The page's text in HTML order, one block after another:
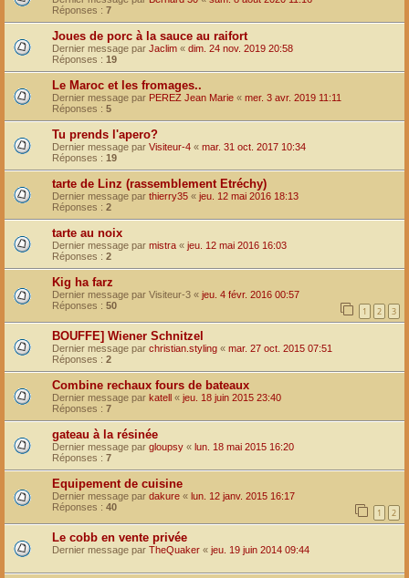
Réponses : 7
Joues de porc à la sauce au raifort
Dernier message par Jaclim « dim. 24 nov. 2019 20:58
Réponses : 19
Le Maroc et les fromages..
Dernier message par PEREZ Jean Marie « mer. 3 avr. 2019 11:11
Réponses : 5
Tu prends l'apero?
Dernier message par Visiteur-4 « mar. 31 oct. 2017 10:34
Réponses : 19
tarte de Linz (rassemblement Etréchy)
Dernier message par thierry35 « jeu. 12 mai 2016 18:13
Réponses : 2
tarte au noix
Dernier message par mistra « jeu. 12 mai 2016 16:03
Réponses : 2
Kig ha farz
Dernier message par Visiteur-3 « jeu. 4 févr. 2016 00:57
Réponses : 50 1 2 3
BOUFFE] Wiener Schnitzel
Dernier message par christian.styling « mar. 27 oct. 2015 07:51
Réponses : 2
Combine rechaux fours de bateaux
Dernier message par katell « jeu. 18 juin 2015 23:40
Réponses : 7
gateau à la résinée
Dernier message par gloupsy « lun. 18 mai 2015 16:20
Réponses : 7
Equipement de cuisine
Dernier message par dakure « lun. 12 janv. 2015 16:17
Réponses : 40 1 2
Le cobb en vente privée
Dernier message par TheQuaker « jeu. 19 juin 2014 09:44